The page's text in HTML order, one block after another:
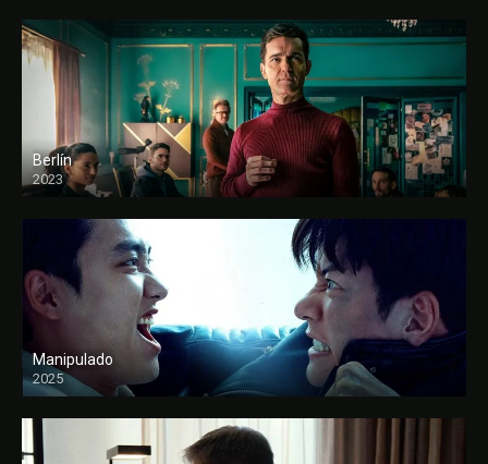
Berlín
2023
Manipulado
2025